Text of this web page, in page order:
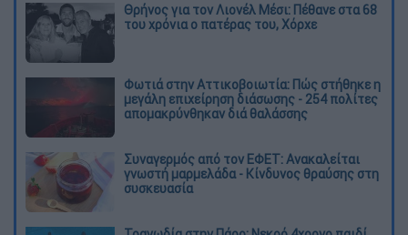
Θρήνος για τον Λιονέλ Μέσι: Πέθανε στα 68
του χρόνια ο πατέρας του, Χόρχε
Φωτιά στην Αττικοβοιωτία: Πώς στήθηκε η
μεγάλη επιχείρηση διάσωσης - 254 πολίτες
απομακρύνθηκαν διά θαλάσσης
Συναγερμός από τον ΕΦΕΤ: Ανακαλείται
γνωστή μαρμελάδα - Κίνδυνος θραύσης στη
συσκευασία